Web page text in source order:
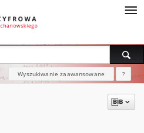
Wyszukiwanie zaawansowane ?